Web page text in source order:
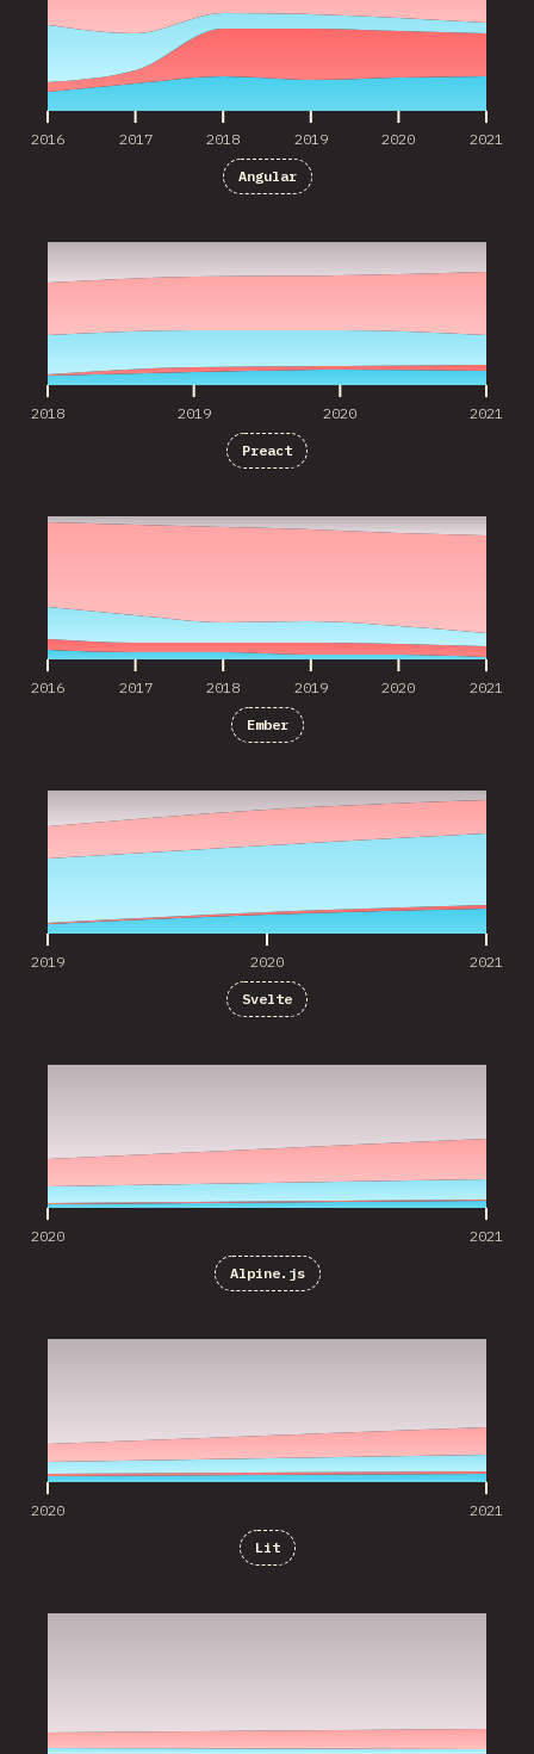
2016 2017 2018 2019 2020 2021
Angular
2018 2019 2020 2021
Preact
2016 2017 2018 2019 2020 2021
Ember
2019 2020 2021
Svelte
2020 2021
Alpine.js
2020 2021
Lit